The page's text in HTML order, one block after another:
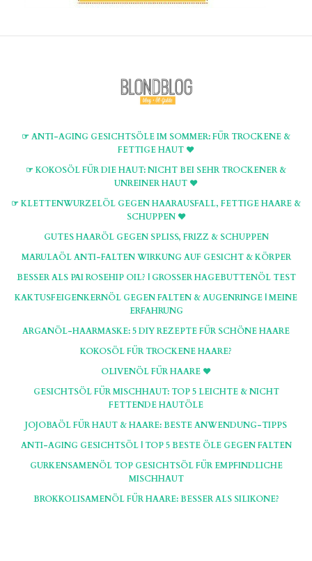
☞ ANTI-AGING GESICHTSÖLE IM SOMMER: FÜR TROCKENE &
FETTIGE HAUT ♥
☞ KOKOSÖL FÜR DIE HAUT: NICHT BEI SEHR TROCKENER &
UNREINER HAUT ♥
☞ KLETTENWURZELÖL GEGEN HAARAUSFALL, FETTIGE HAARE &
SCHUPPEN ♥
GUTES HAARÖL GEGEN SPLISS, FRIZZ & SCHUPPEN
MARULAÖL ANTI-FALTEN WIRKUNG AUF GESICHT & KÖRPER
BESSER ALS PAI ROSEHIP OIL? | GROSSER HAGEBUTTENÖL TEST
KAKTUSFEIGENKERNÖL GEGEN FALTEN & AUGENRINGE | MEINE
ERFAHRUNG
ARGANÖL-HAARMASKE: 5 DIY REZEPTE FÜR SCHÖNE HAARE
KOKOSÖL FÜR TROCKENE HAARE?
OLIVENÖL FÜR HAARE ♥
GESICHTSÖL FÜR MISCHHAUT: TOP 5 LEICHTE & NICHT
FETTENDE HAUTÖLE
JOJOBAÖL FÜR HAUT & HAARE: BESTE ANWENDUNG-TIPPS
ANTI-AGING GESICHTSÖL | TOP 5 BESTE ÖLE GEGEN FALTEN
GURKENSAMENÖL TOP GESICHTSÖL FÜR EMPFINDLICHE
MISCHHAUT
BROKKOLISAMENÖL FÜR HAARE: BESSER ALS SILIKONE?